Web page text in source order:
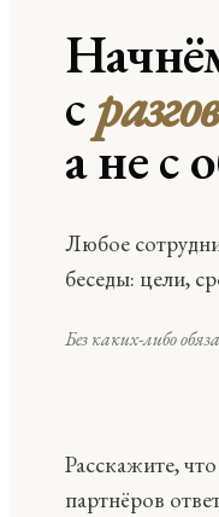
с
а не с
Любое
беседы: цели,
Без каких-либо
Расскажите,
партнёров